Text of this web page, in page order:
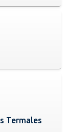
Termales